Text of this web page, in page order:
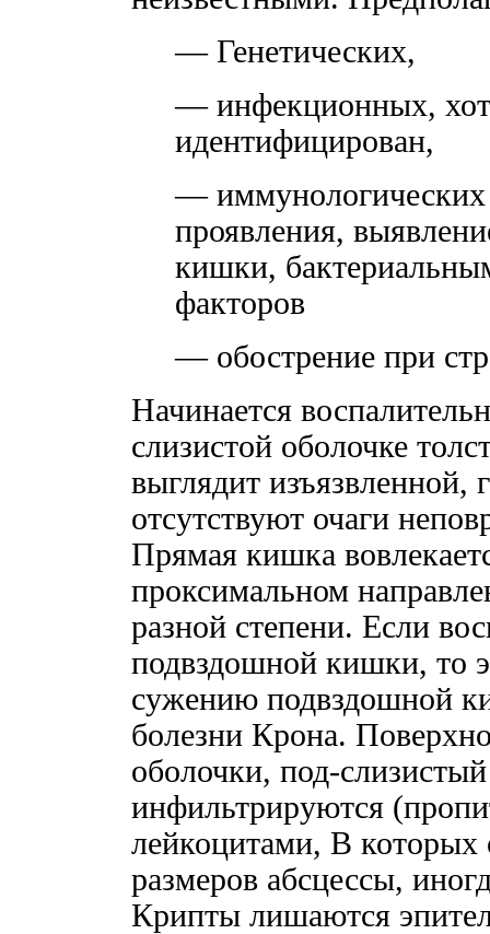
— Генетических,
— инфекционных,
идентифицирован,
—
проявления,
кишки,
факторов
— обострение при
Начинается
слизистой оболочке
выглядит изъязвленной,
отсутствуют очаги
Прямая кишка
проксимальном
разной степени. Если
подвздошной кишки, то
сужению подвздошной
болезни Крона.
оболочки, под-
инфильтрируются
лейкоцитами, В которых
размеров абсцессы,
Крипты лишаются